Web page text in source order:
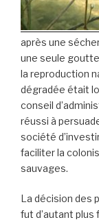
après une
une seule goutte
la reproduction
dégradée était
conseil
réussi à
société
faciliter la
sauvages.
La décision des
fut d’autant plus